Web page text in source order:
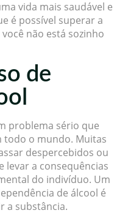
vida mais saudável e
é possível superar a
não está sozinho
de
problema sério que
todo o mundo. Muitas
despercebidos ou
levar a consequências
do indivíduo. Um
de álcool é
a substância.